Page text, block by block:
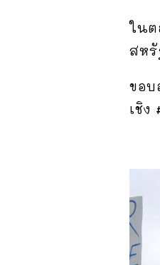
ในต
สหรั
ขอบ
เชิง